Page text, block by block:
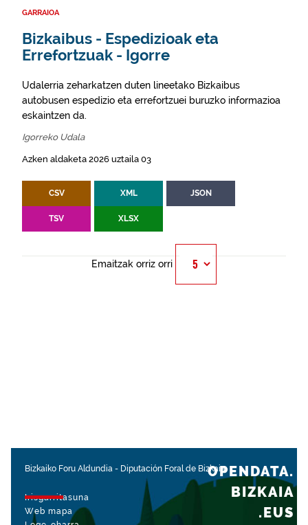
GARRAIOA
Bizkaibus - Espedizioak eta
Errefortzuak - Igorre
Udalerria zeharkatzen duten lineetako Bizkaibus
autobusen espedizio eta errefortzuei buruzko informazioa
eskaintzen da.
Igorreko Udala
Azken aldaketa 2026 uztaila 03
CSV XML JSON
TSV XLSX
Emaitzak orriz orri
Bizkaiko Foru Aldundia - Diputación Foral de Bizkaia
Irisgarritasuna
Web mapa
OPENDATA.
BIZKAIA
.EUS